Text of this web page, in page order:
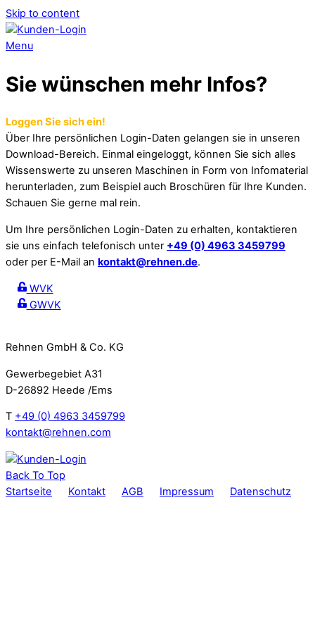
Skip to content
Menu
Sie wünschen mehr Infos?
Loggen Sie sich ein!
Über Ihre persönlichen Login-Daten gelangen sie in unseren
Download-Bereich. Einmal eingeloggt, können Sie sich alles
Wissenswerte zu unseren Maschinen in Form von Infomaterial
herunterladen, zum Beispiel auch Broschüren für Ihre Kunden.
Schauen Sie gerne mal rein.
Um Ihre persönlichen Login-Daten zu erhalten, kontaktieren
sie uns einfach telefonisch unter +49 (0) 4963 3459799
oder per E-Mail an kontakt@rehnen.de.
WVK
GWVK
Rehnen GmbH & Co. KG
Gewerbegebiet A31
D-26892 Heede /Ems
T +49 (0) 4963 3459799
kontakt@rehnen.com
Back To Top
Startseite
Kontakt AGB Impressum Datenschutz